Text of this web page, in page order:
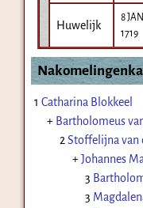
Huwelijk
8 JAN
1719
1 Catharina Blokkeel
+ Bartholomeus
2 Stoffelijna van
+Johannes
3
3